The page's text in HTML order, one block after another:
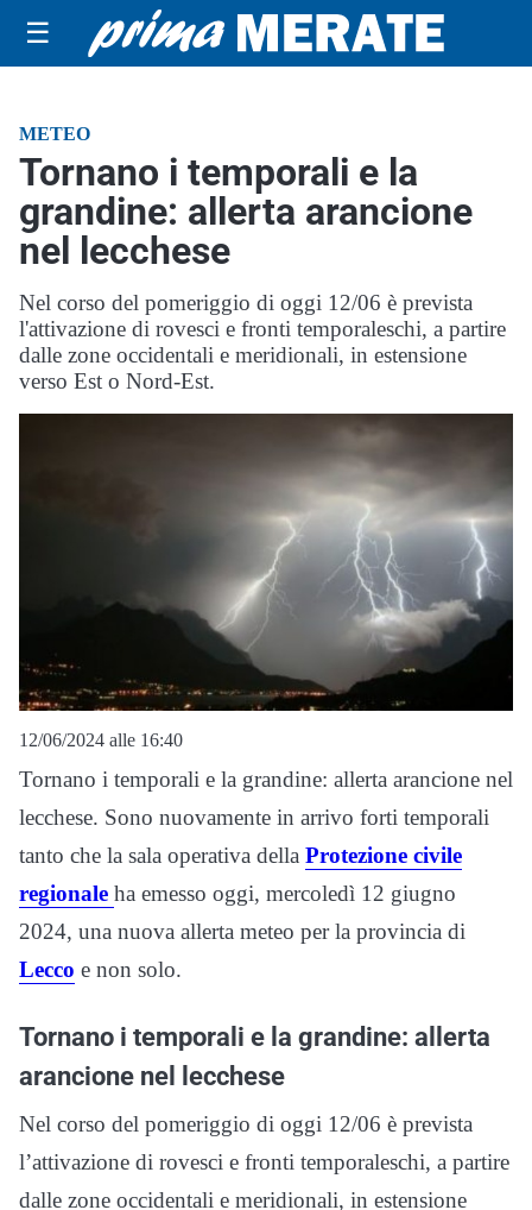
☰
METEO
Tornano i temporali e la
grandine: allerta arancione
nel lecchese
Nel corso del pomeriggio di oggi 12/06 è prevista
l'attivazione di rovesci e fronti temporaleschi, a partire
dalle zone occidentali e meridionali, in estensione
verso Est o Nord-Est.
12/06/2024 alle 16:40
Tornano i temporali e la grandine: allerta arancione nel
lecchese. Sono nuovamente in arrivo forti temporali
tanto che la sala operativa della Protezione civile
regionale ha emesso oggi, mercoledì 12 giugno
2024, una nuova allerta meteo per la provincia di
Lecco e non solo.
Tornano i temporali e la grandine: allerta
arancione nel lecchese
Nel corso del pomeriggio di oggi 12/06 è prevista
l’attivazione di rovesci e fronti temporaleschi, a partire
dalle zone occidentali e meridionali, in estensione